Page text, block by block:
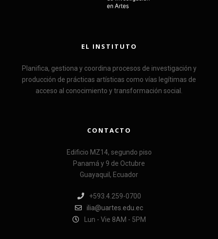
EL INSTITUTO
Planifica, gestiona y coordina procesos de investigación y
producción de prácticas artísticas como vías legítimas de
acceso al conocimiento y transformación social.
CONTACTO
Edificio MZ14, segundo piso
Panamá y 9 de Octubre
Guayaquil, Ecuador
+593.4.259-0700
ilia@uartes.edu.ec
Lun - Vie 8AM - 5PM